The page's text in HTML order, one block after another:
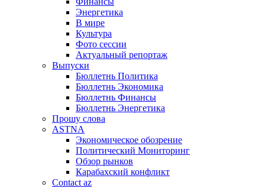
Энергетика
В мире
Культура
Фото сессии
Актуальный репортаж
Выпуски
Бюллетнь Политика
Бюллетнь Экономика
Бюллетнь Финансы
Бюллетнь Энергетика
Прошу слова
ASTNA
Экономическое обозрение
Политический Мониторинг
Обзор рынков
Карабахский конфликт
Contact az